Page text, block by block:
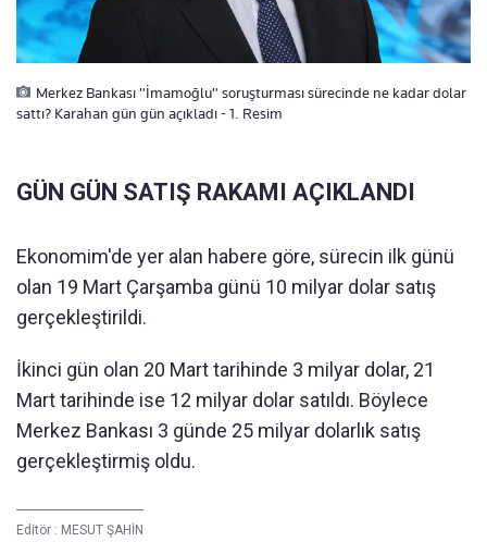
Merkez Bankası "İmamoğlu" soruşturması sürecinde ne kadar dolar
sattı? Karahan gün gün açıkladı - 1. Resim
GÜN GÜN SATIŞ RAKAMI AÇIKLANDI
Ekonomim'de yer alan habere göre, sürecin ilk günü
olan 19 Mart Çarşamba günü 10 milyar dolar satış
gerçekleştirildi.
İkinci gün olan 20 Mart tarihinde 3 milyar dolar, 21
Mart tarihinde ise 12 milyar dolar satıldı. Böylece
Merkez Bankası 3 günde 25 milyar dolarlık satış
gerçekleştirmiş oldu.
Editör : MESUT ŞAHİN